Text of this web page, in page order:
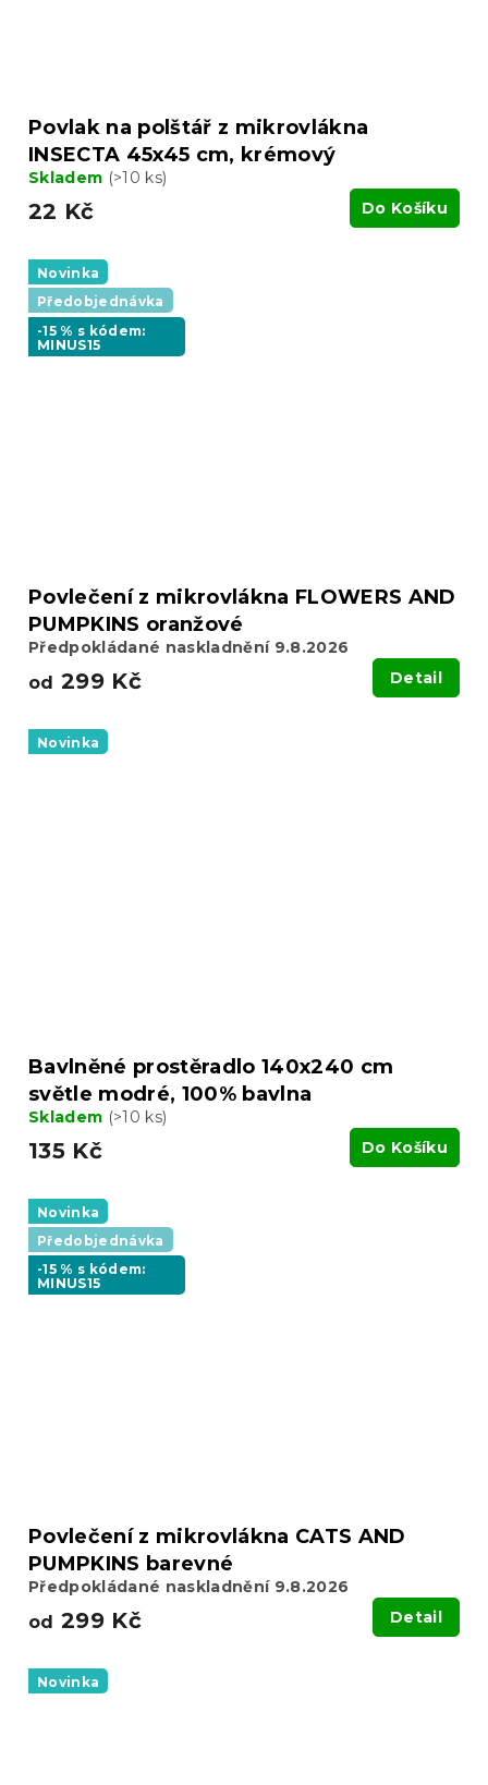
Povlak na polštář z mikrovlákna
INSECTA 45x45 cm, krémový
Skladem (>10 ks)
22 Kč Do Košíku
Novinka
Předobjednávka
-15 % s kódem:
MINUS15
Povlečení z mikrovlákna FLOWERS AND
PUMPKINS oranžové
Předpokládané naskladnění 9.8.2026
od 299 Kč Detail
Novinka
Bavlněné prostěradlo 140x240 cm
světle modré, 100% bavlna
Skladem (>10 ks)
135 Kč Do Košíku
Novinka
Předobjednávka
-15 % s kódem:
MINUS15
Povlečení z mikrovlákna CATS AND
PUMPKINS barevné
Předpokládané naskladnění 9.8.2026
od 299 Kč Detail
Novinka